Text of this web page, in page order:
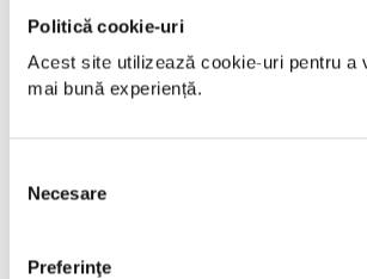
Politică cookie-uri
Acest site utilizează cookie-uri pentru a
mai bună experiență.
consimțământului
Necesare
Preferinţe